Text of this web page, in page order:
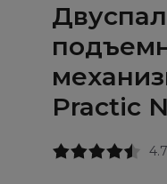
Practic
4.7